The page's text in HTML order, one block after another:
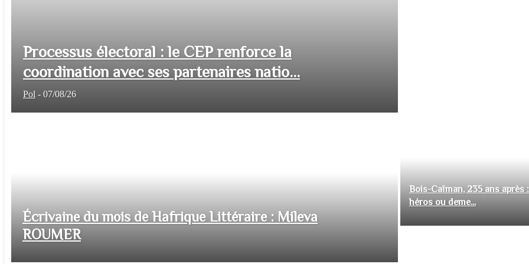
Processus électoral : le CEP renforce la
coordination avec ses partenaires natio...
Pol - 07/08/26
Écrivaine du mois de Hafrique Littéraire : Mileva
ROUMER
Bois-Caïman, 235 ans après
héros ou deme...